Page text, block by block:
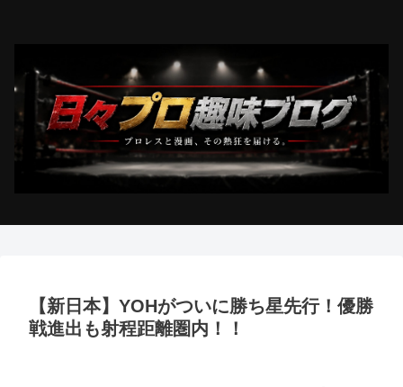
【新日本】YOHがついに勝ち星先行！優勝
戦進出も射程距離圏内！！